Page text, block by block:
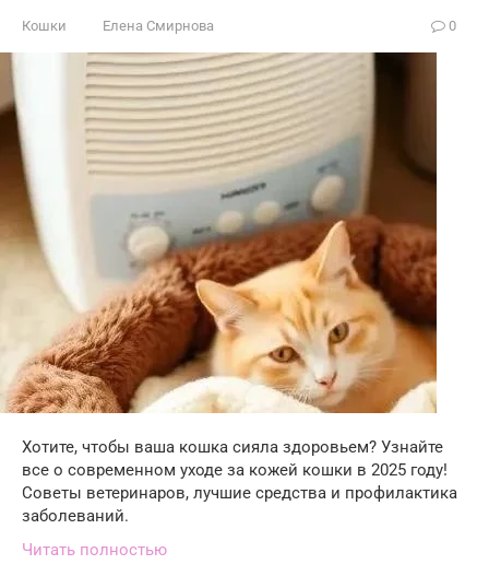
Кошки Елена Смирнова 0
Хотите, чтобы ваша кошка сияла здоровьем? Узнайте
все о современном уходе за кожей кошки в 2025 году!
Советы ветеринаров, лучшие средства и профилактика
заболеваний.
Читать полностью